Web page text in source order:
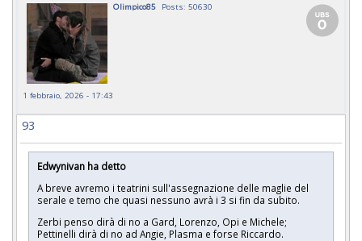
Olimpico85 Posts: 50630
1 febbraio, 2026 - 17:43
93
Edwynivan ha detto
A breve avremo i teatrini sull'assegnazione delle maglie del
serale e temo che quasi nessuno avrà i 3 si fin da subito.
Zerbi penso dirà di no a Gard, Lorenzo, Opi e Michele;
Pettinelli dirà di no ad Angie, Plasma e forse Riccardo.